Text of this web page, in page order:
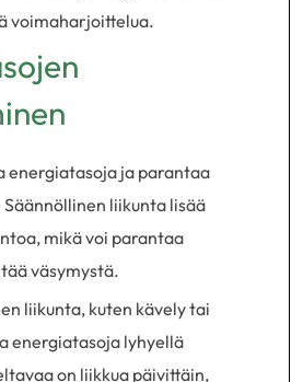
voimaharjoittelua.
energiatasoja ja parantaa
liikunta lisää
mikä voi parantaa
väsymystä.
liikunta, kuten kävely tai
energiatasoja lyhyellä
on liikkua päivittäin,